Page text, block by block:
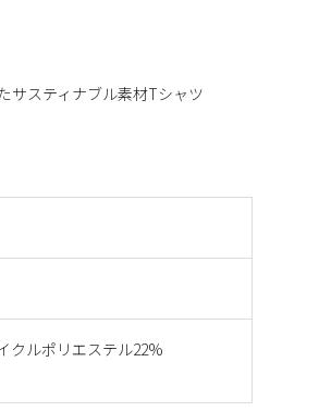
クルポリエステル22%
サスティナブル素材Tシャツ